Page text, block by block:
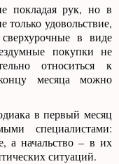
покладая рук, но в
только удовольствие,
в виде
покупки не
относиться к
месяца можно
в первый месяц
специалистами:
а начальство – в их
ситуаций.